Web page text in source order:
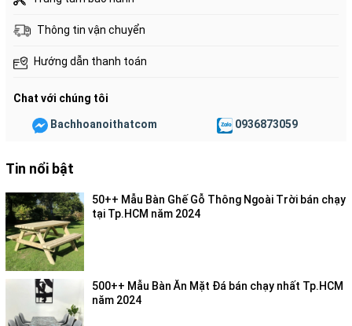
Thông tin vận chuyển
Hướng dẫn thanh toán
Chat với chúng tôi
Bachhoanoithatcom 0936873059
Tin nổi bật
50++ Mẫu Bàn Ghế Gỗ Thông Ngoài Trời bán chạy
tại Tp.HCM năm 2024
500++ Mẫu Bàn Ăn Mặt Đá bán chạy nhất Tp.HCM
năm 2024